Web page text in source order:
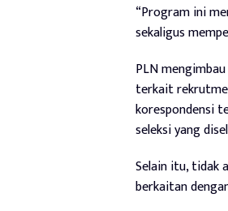
“Program ini
sekaligus
PLN
terkait
korespondensi
seleksi yang
Selain itu, tidak
berkaitan